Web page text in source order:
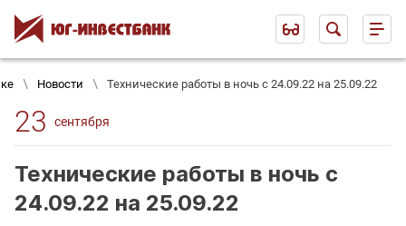
Новости Технические работы в ночь с 24.09.22 на 25.09.22
23 сентября
Технические работы в ночь с
24.09.22 на 25.09.22